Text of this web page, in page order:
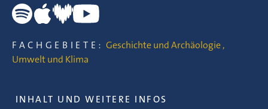
FACHGEBIETE: Geschichte und Archäologie,
Umwelt und Klima
INHALT UND WEITERE INFOS